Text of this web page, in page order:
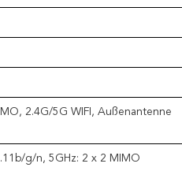
2.4G/5G WIFI, Außenantenne
g/n, 5GHz: 2 x 2 MIMO